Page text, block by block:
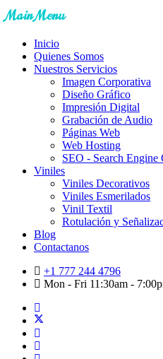
Main Menu
Inicio
Quienes Somos
Nuestros Servicios
Imagen Corporativa
Diseño Gráfico
Impresión Digital
Grabación de Audio
Páginas Web
Web Hosting
SEO - Search Engine
Viniles
Viniles Decorativos
Viniles Esmerilados
Vinil Textil
Rotulación y
Blog
Contactanos
+1 777 244 4796
Mon - Fri 11:30am -